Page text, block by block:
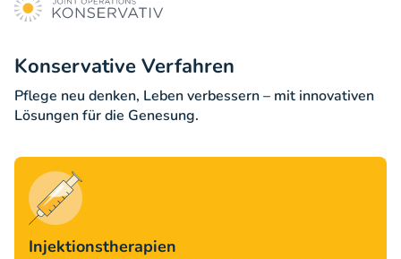
Konservative Verfahren
Pflege neu denken, Leben verbessern – mit innovativen
Lösungen für die Genesung.
Injektionstherapien